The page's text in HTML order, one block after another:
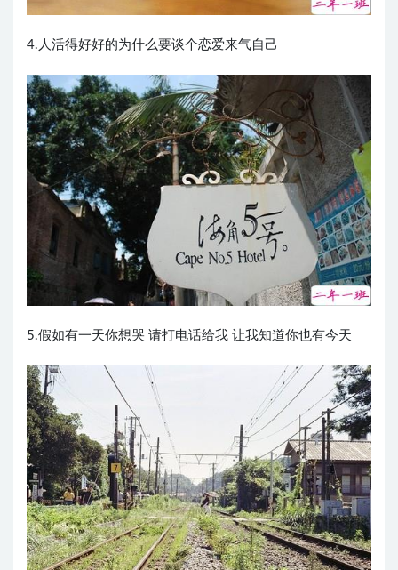
4.人活得好好的为什么要谈个恋爱来气自己
5.假如有一天你想哭 请打电话给我 让我知道你也有今天 ​ ​​​​